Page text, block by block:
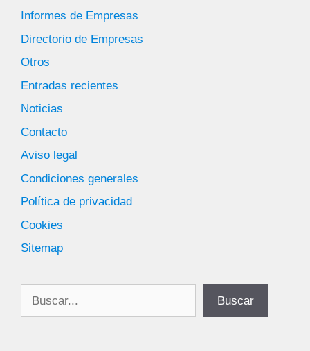
Informes de Empresas
Directorio de Empresas
Otros
Entradas recientes
Noticias
Contacto
Aviso legal
Condiciones generales
Política de privacidad
Cookies
Sitemap
Buscar